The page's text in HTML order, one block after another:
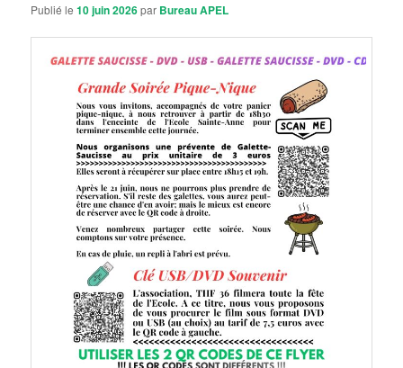
Publié le10 juin 2026par Bureau APEL